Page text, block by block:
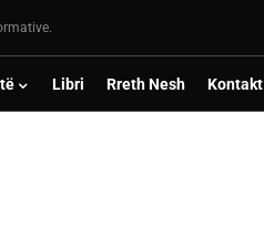
Libri Rreth Nesh Kontakt